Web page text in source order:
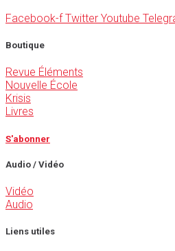
Facebook-f Twitter Youtube
Boutique
Revue Éléments
Nouvelle École
Krisis
Livres
S'abonner
Audio / Vidéo
Vidéo
Audio
Liens utiles